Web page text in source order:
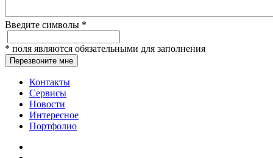
Введите символы *
* поля являются обязательными для заполнения
Перезвоните мне
Контакты
Сервисы
Новости
Интересное
Портфолио